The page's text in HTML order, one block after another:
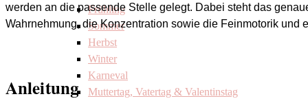
Frühling
Sommer
Herbst
Winter
Karneval
Muttertag, Vatertag & Valentinstag
werden an die passende Stelle gelegt. Dabei steht das
Wahrnehmung, die Konzentration sowie die Feinmotorik und
Anleitung